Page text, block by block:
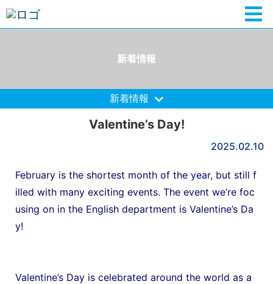
新着情報
新着情報
Valentine’s Day!
2025.02.10
February is the shortest month of the year, but still f
illed with many exciting events. The event we’re foc
using on in the English department is Valentine’s Da
y!
Valentine’s Day is celebrated around the world as a